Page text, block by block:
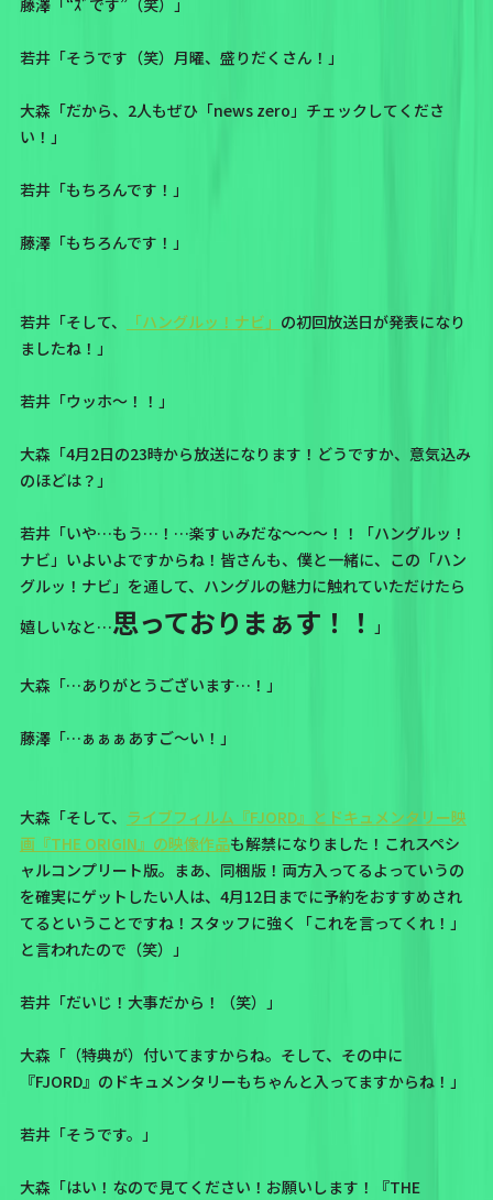
藤澤「“ｽﾞです”（笑）」
若井「そうです（笑）月曜、盛りだくさん！」
大森「だから、2人もぜひ「news zero」チェックしてくださ
い！」
若井「もちろんです！」
藤澤「もちろんです！」
若井「そして、 「ハングルッ！ナビ」 の初回放送日が発表になり
ましたね！」
若井「ウッホ〜！！」
大森「4月2日の23時から放送になります！どうですか、意気込み
のほどは？」
若井「いや…もう…！…楽すぃみだな〜〜〜！！「ハングルッ！
ナビ」いよいよですからね！皆さんも、僕と一緒に、この「ハン
グルッ！ナビ」を通して、ハングルの魅力に触れていただけたら
嬉しいなと…思っておりまぁす！！ 」
大森「…ありがとうございます…！」
藤澤「…ぁぁぁあすご〜い！」
大森「そして、 ライブフィルム『FJORD』とドキュメンタリー映
画『THE ORIGIN』の映像作品も解禁になりました！これスペシ
ャルコンプリート版。まあ、同梱版！両方入ってるよっていうの
を確実にゲットしたい人は、4月12日までに予約をおすすめされ
てるということですね！スタッフに強く「これを言ってくれ！」
と言われたので（笑）」
若井「だいじ！大事だから！（笑）」
大森「（特典が）付いてますからね。そして、その中に
『FJORD』のドキュメンタリーもちゃんと入ってますからね！」
若井「そうです。」
大森「はい！なので見てください！お願いします！『THE